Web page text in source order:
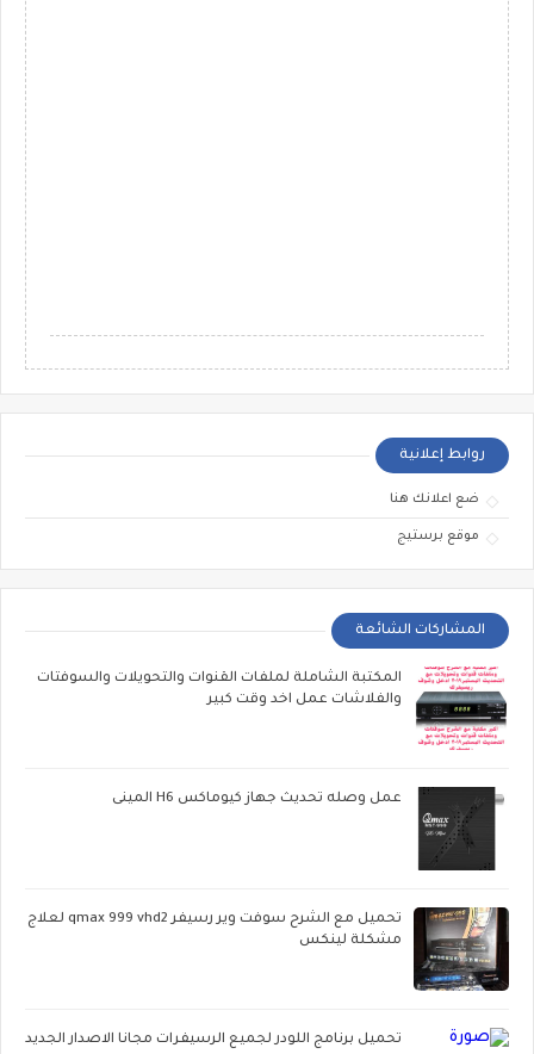
روابط إعلانية
ضع اعلانك هنا
موقع برستيج
المشاركات الشائعة
المكتبة الشاملة لملفات القنوات والتحويلات والسوفتات
والفلاشات عمل اخد وقت كبير
عمل وصله تحديث جهاز كيوماكس H6 المينى
تحميل مع الشرح سوفت وير رسيفر qmax 999 vhd2 لعلاج
مشكلة لينكس
تحميل برنامج اللودر لجميع الرسيفرات مجانا الاصدار الجديد